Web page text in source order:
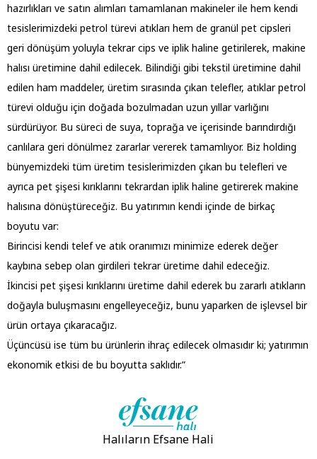
hazırlıkları ve satın alımları tamamlanan makineler ile hem kendi
tesislerimizdeki petrol türevi atıkları hem de granül pet cipsleri
geri dönüşüm yoluyla tekrar cips ve iplik haline getirilerek, makine
halısı üretimine dahil edilecek. Bilindiği gibi tekstil üretimine dahil
edilen ham maddeler, üretim sırasında çıkan telefler, atıklar petrol
türevi olduğu için doğada bozulmadan uzun yıllar varlığını
sürdürüyor. Bu süreci de suya, toprağa ve içerisinde barındırdığı
canlılara geri dönülmez zararlar vererek tamamlıyor. Biz holding
bünyemizdeki tüm üretim tesislerimizden çıkan bu telefleri ve
ayrıca pet şişesi kırıklarını tekrardan iplik haline getirerek makine
halısına dönüştüreceğiz. Bu yatırımın kendi içinde de birkaç
boyutu var:
Birincisi kendi telef ve atık oranımızı minimize ederek değer
kaybına sebep olan girdileri tekrar üretime dahil edeceğiz.
İkincisi pet şişesi kırıklarını üretime dahil ederek bu zararlı atıkların
doğayla buluşmasını engelleyeceğiz, bunu yaparken de işlevsel bir
ürün ortaya çıkaracağız.
Üçüncüsü ise tüm bu ürünlerin ihraç edilecek olmasıdır ki; yatırımın
ekonomik etkisi de bu boyutta saklıdır.”
Halıların Efsane Hali